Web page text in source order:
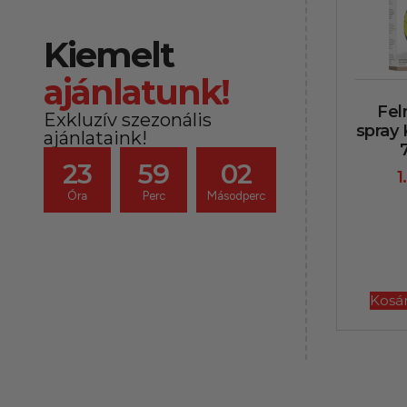
Kiemelt
ajánlatunk!
Exkluzív szezonális
ajánlataink!
23
Óra
59
Perc
00
Másodperc
spray